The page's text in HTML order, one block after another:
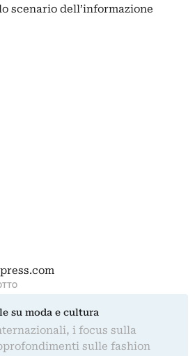
scenario dell’informazione
su moda e cultura
i focus sulla
sulle fashion